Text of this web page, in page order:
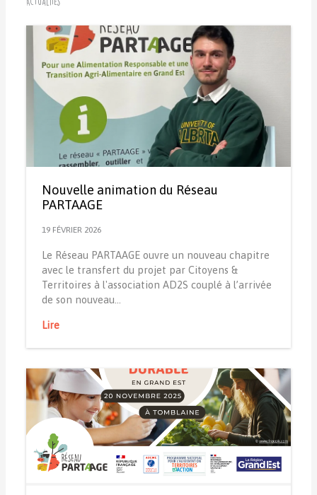
Nouvelle animation du Réseau
PARTAAGE
19 FÉVRIER 2026
Le Réseau PARTAAGE ouvre un nouveau chapitre
avec le transfert du projet par Citoyens &
Territoires à l'association AD2S couplé à l’arrivée
de son nouveau…
Lire